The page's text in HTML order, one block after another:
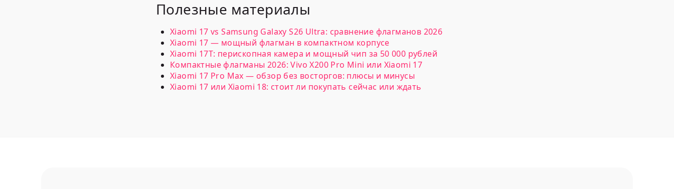
Полезные материалы
Xiaomi 17 vs Samsung Galaxy S26 Ultra: сравнение флагманов 2026
Xiaomi 17 — мощный флагман в компактном корпусе
Xiaomi 17T: перископная камера и мощный чип за 50 000 рублей
Компактные флагманы 2026: Vivo X200 Pro Mini или Xiaomi 17
Xiaomi 17 Pro Max — обзор без восторгов: плюсы и минусы
Xiaomi 17 или Xiaomi 18: стоит ли покупать сейчас или ждать